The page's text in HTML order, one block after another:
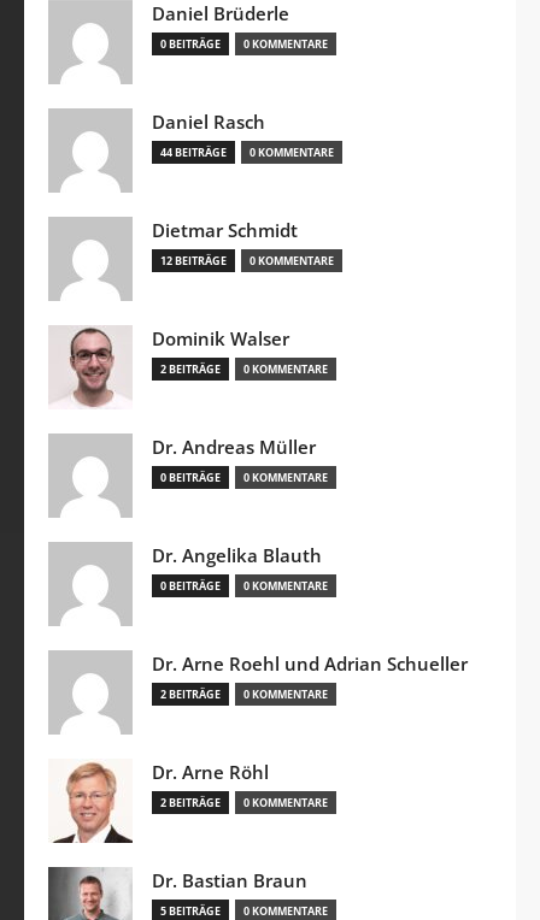
Daniel Brüderle
0 BEITRÄGE 0 KOMMENTARE
Daniel Rasch
44 BEITRÄGE 0 KOMMENTARE
Dietmar Schmidt
12 BEITRÄGE 0 KOMMENTARE
Dominik Walser
2 BEITRÄGE 0 KOMMENTARE
Dr. Andreas Müller
0 BEITRÄGE 0 KOMMENTARE
Dr. Angelika Blauth
0 BEITRÄGE 0 KOMMENTARE
Dr. Arne Roehl und Adrian Schueller
2 BEITRÄGE 0 KOMMENTARE
Dr. Arne Röhl
2 BEITRÄGE 0 KOMMENTARE
Dr. Bastian Braun
5 BEITRÄGE 0 KOMMENTARE